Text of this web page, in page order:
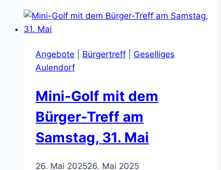
offenen
am
um
15
Uhr
Angebote Bürgertreff
Geselliges
Aulendorf
Mini-Golf mit dem
Bürger-Treff am
Samstag, 31. Mai
26. Mai 202526. Mai 2025